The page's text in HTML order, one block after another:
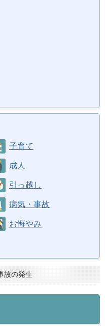
子育て
成人
引っ越し
病気・事故
お悔やみ
故の発生